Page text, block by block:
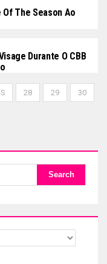
The Season Ao
Durante O CBB
28 29 30